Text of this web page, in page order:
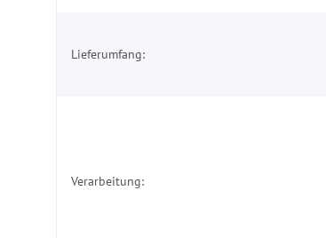
Lieferumfang:
Verarbeitung: